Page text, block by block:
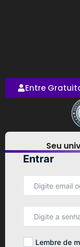
Entre
Seu
Entrar
Lembre de